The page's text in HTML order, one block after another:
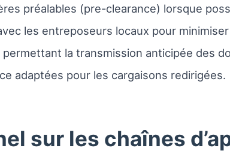
préalables (pre-clearance) lorsque
les entreposeurs locaux pour
la transmission anticipée des
adaptées pour les cargaisons redirigées.
sur les chaînes